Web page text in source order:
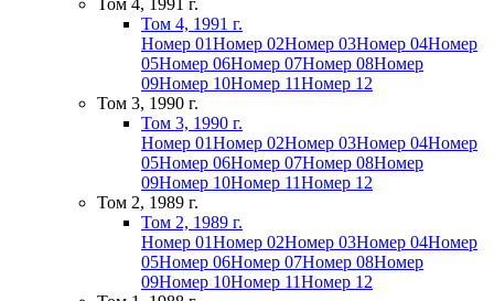
Том 4, 1991 г.
Том 4, 1991 г.
Номер 01Номер 02Номер 03Номер 04Номер
05Номер 06Номер 07Номер 08Номер
09Номер 10Номер 11Номер 12
Том 3, 1990 г.
Том 3, 1990 г.
Номер 01Номер 02Номер 03Номер 04Номер
05Номер 06Номер 07Номер 08Номер
09Номер 10Номер 11Номер 12
Том 2, 1989 г.
Том 2, 1989 г.
Номер 01Номер 02Номер 03Номер 04Номер
05Номер 06Номер 07Номер 08Номер
09Номер 10Номер 11Номер 12